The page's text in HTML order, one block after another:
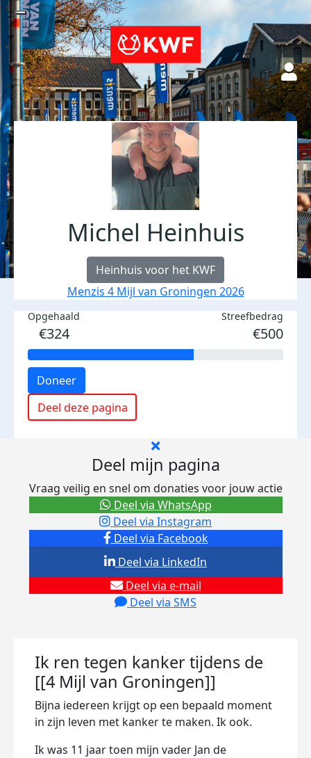
Michel Heinhuis
Heinhuis voor het KWF
Menzis 4 Mijl van Groningen 2026
Opgehaald
€324
Streefbedrag
€500
Doneer
Deel deze pagina
Deel mijn pagina
Vraag veilig en snel om donaties voor jouw actie
Deel via Facebook
Deel via Instagram
Deel via e-mail
Deel via SMS
Deel via LinkedIn
Deel via WhatsApp
Ik ren tegen kanker tijdens de
[[4 Mijl van Groningen]]
Bijna iedereen krijgt op een bepaald moment
in zijn leven met kanker te maken. Ik ook.
Ik was 11 jaar toen mijn vader Jan de